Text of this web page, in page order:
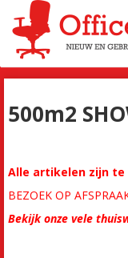
500m2
Alle artikelen zijn te
BEZOEK OP
Bekijk onze vele